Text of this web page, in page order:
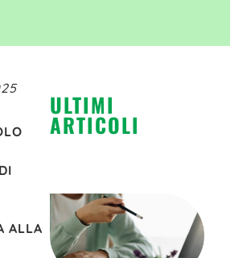
ALLA
ULTIMI
ARTICOLI